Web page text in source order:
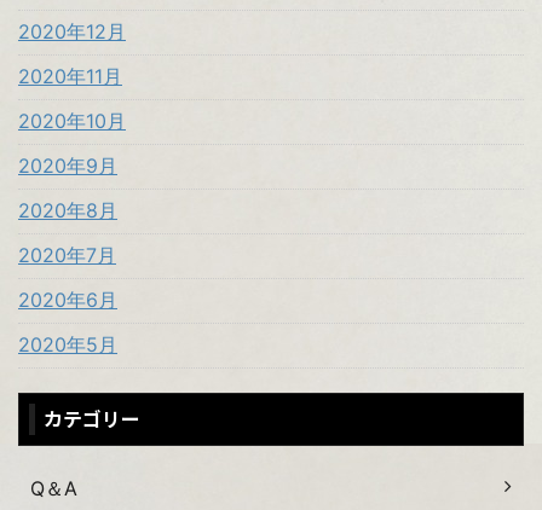
2020年12月
2020年11月
2020年10月
2020年9月
2020年8月
2020年7月
2020年6月
2020年5月
カテゴリー
Q＆A